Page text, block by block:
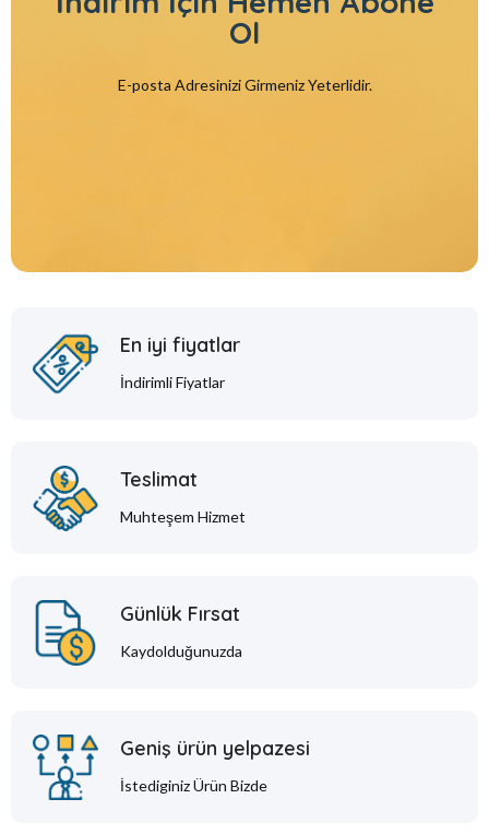
Ol
E-posta Adresinizi Girmeniz Yeterlidir.
En iyi fiyatlar
İndirimli Fiyatlar
Teslimat
Muhteşem Hizmet
Günlük Fırsat
Kaydolduğunuzda
Geniş ürün yelpazesi
İstediginiz Ürün Bizde